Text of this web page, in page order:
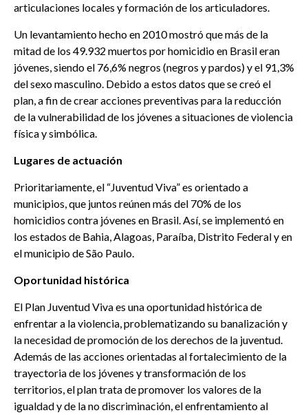
articulaciones locales y formación de los articuladores.
Un levantamiento hecho en 2010 mostró que más de la
mitad de los 49.932 muertos por homicidio en Brasil eran
jóvenes, siendo el 76,6% negros (negros y pardos) y el 91,3%
del sexo masculino. Debido a estos datos que se creó el
plan, a fin de crear acciones preventivas para la reducción
de la vulnerabilidad de los jóvenes a situaciones de violencia
física y simbólica.
Lugares de actuación
Prioritariamente, el “Juventud Viva” es orientado a
municipios, que juntos reúnen más del 70% de los
homicidios contra jóvenes en Brasil. Así, se implementó en
los estados de Bahia, Alagoas, Paraíba, Distrito Federal y en
el municipio de São Paulo.
Oportunidad histórica
El Plan Juventud Viva es una oportunidad histórica de
enfrentar a la violencia, problematizando su banalización y
la necesidad de promoción de los derechos de la juventud.
Además de las acciones orientadas al fortalecimiento de la
trayectoria de los jóvenes y transformación de los
territorios, el plan trata de promover los valores de la
igualdad y de la no discriminación, el enfrentamiento al